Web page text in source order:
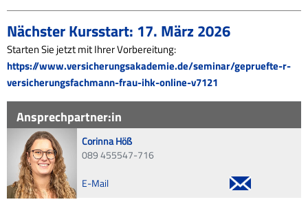
Nächster Kursstart: 17. März 2026
Starten Sie jetzt mit Ihrer Vorbereitung:
https://www.versicherungsakademie.de/seminar/gepruefte-r-
versicherungsfachmann-frau-ihk-online-v7121
Ansprechpartner:in
Corinna Höß
089 455547-716
E-Mail